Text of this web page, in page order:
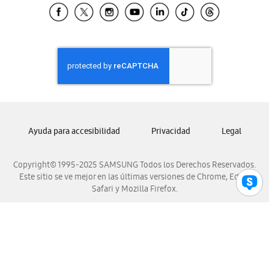
Samsung El Salvador
Samsung Honduras
Samsung Nicaragua
Samsung Panamá
Samsung Venezuela
Copyright© 1995-2025 SAMSUNG Todos los Derechos Reservados.
Este sitio se ve mejor en las últimas versiones de Chrome, Edge,
Safari y Mozilla Firefox.
Ayuda para accesibilidad Privacidad Legal